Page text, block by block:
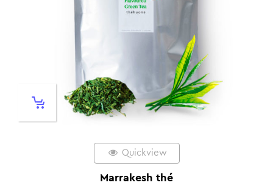
Quickview
Marrakesh thé